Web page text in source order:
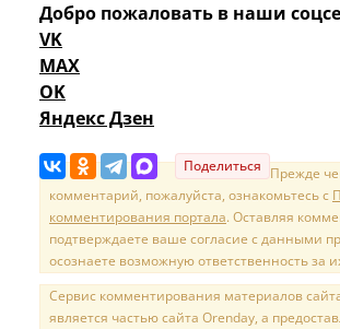
Добро пожаловать в наши
VK
MAX
OK
Яндекс Дзен
Поделиться Прежде
комментарий, пожалуйста, ознакомьтесь с
комментирования портала. Оставляя
подтверждаете ваше согласие с данными
осознаете возможную ответственность за
Сервис комментирования материалов
является частью сайта Orenday, а